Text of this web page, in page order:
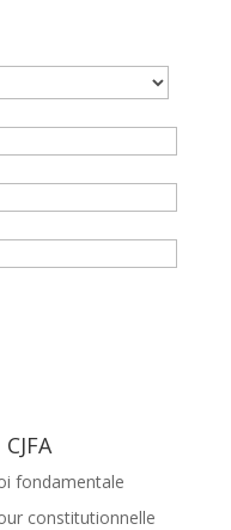
fondamentale
constitutionnelle